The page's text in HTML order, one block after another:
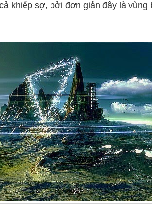
khiếp sợ, bởi đơn giản đây là